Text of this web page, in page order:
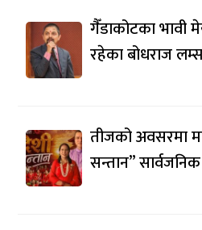
गैँडाकोटका भावी
रहेका बोधराज
तीजको अवसरमा
सन्तान”